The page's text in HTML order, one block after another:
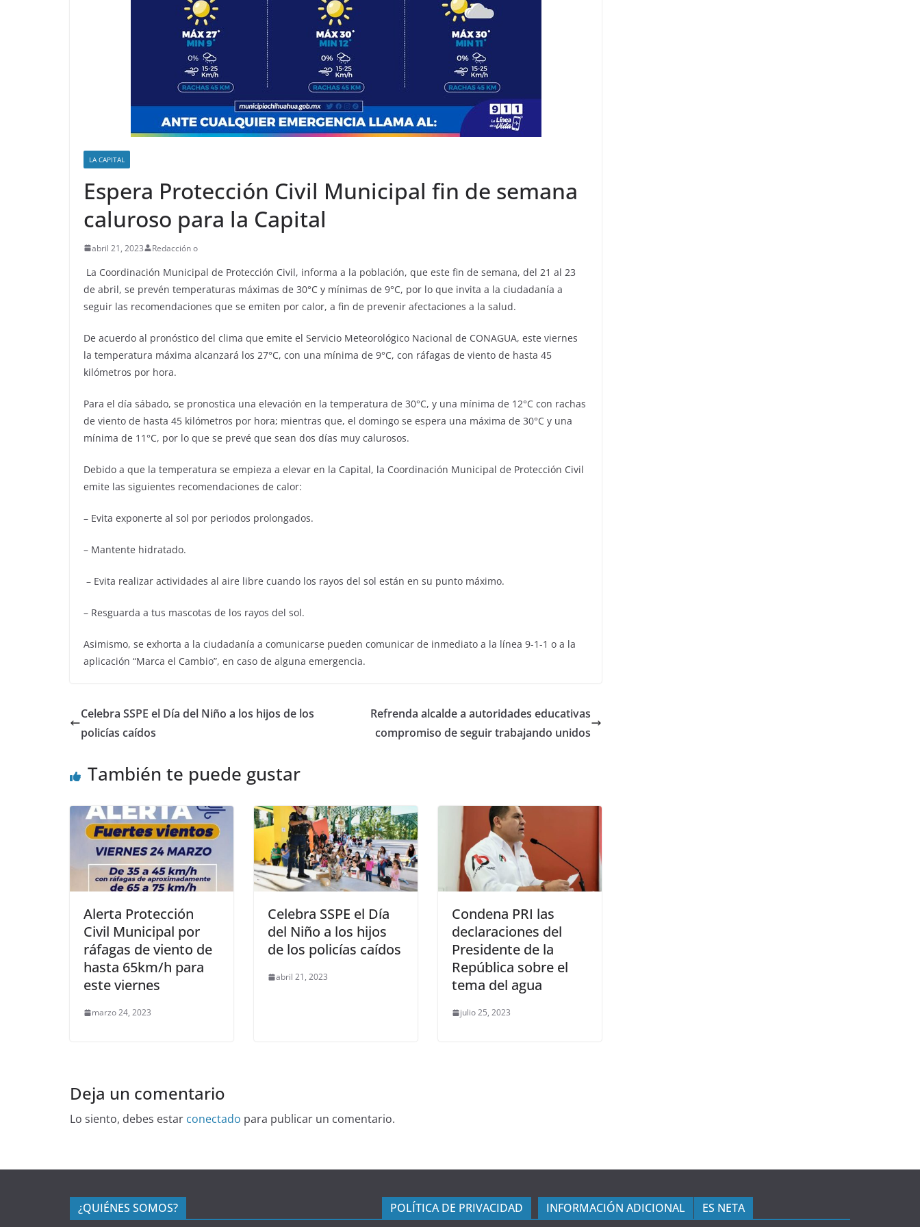
LA CAPITAL
Espera Protección Civil Municipal fin de semana
caluroso para la Capital
abril 21, 2023 Redacción o
La Coordinación Municipal de Protección Civil, informa a la población, que este fin de semana, del 21 al 23
de abril, se prevén temperaturas máximas de 30°C y mínimas de 9°C, por lo que invita a la ciudadanía a
seguir las recomendaciones que se emiten por calor, a fin de prevenir afectaciones a la salud.
De acuerdo al pronóstico del clima que emite el Servicio Meteorológico Nacional de CONAGUA, este viernes
la temperatura máxima alcanzará los 27°C, con una mínima de 9°C, con ráfagas de viento de hasta 45
kilómetros por hora.
Para el día sábado, se pronostica una elevación en la temperatura de 30°C, y una mínima de 12°C con rachas
de viento de hasta 45 kilómetros por hora; mientras que, el domingo se espera una máxima de 30°C y una
mínima de 11°C, por lo que se prevé que sean dos días muy calurosos.
Debido a que la temperatura se empieza a elevar en la Capital, la Coordinación Municipal de Protección Civil
emite las siguientes recomendaciones de calor:
– Evita exponerte al sol por periodos prolongados.
– Mantente hidratado.
– Evita realizar actividades al aire libre cuando los rayos del sol están en su punto máximo.
– Resguarda a tus mascotas de los rayos del sol.
Asimismo, se exhorta a la ciudadanía a comunicarse pueden comunicar de inmediato a la línea 9-1-1 o a la
aplicación “Marca el Cambio”, en caso de alguna emergencia.
Celebra SSPE el Día del Niño a los hijos de los
policías caídos
Refrenda alcalde a autoridades educativas
compromiso de seguir trabajando unidos
También te puede gustar
Alerta Protección
Civil Municipal por
ráfagas de viento de
hasta 65km/h para
este viernes
marzo 24, 2023
Celebra SSPE el Día
del Niño a los hijos
de los policías caídos
abril 21, 2023
Condena PRI las
declaraciones del
Presidente de la
República sobre el
tema del agua
julio 25, 2023
Deja un comentario
Lo siento, debes estar conectado para publicar un comentario.
¿QUIÉNES SOMOS? POLÍTICA DE PRIVACIDAD INFORMACIÓN ADICIONAL ES NETA